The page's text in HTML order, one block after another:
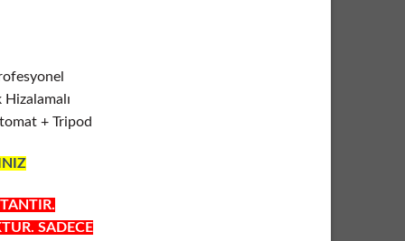
+ Tripod
SADECE